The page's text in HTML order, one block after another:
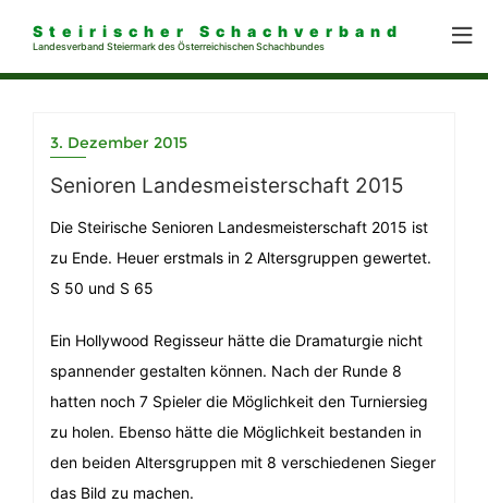
Steirischer Schachverband
Landesverband Steiermark des Österreichischen Schachbundes
3. Dezember 2015
Senioren Landesmeisterschaft 2015
Die Steirische Senioren Landesmeisterschaft 2015 ist
zu Ende. Heuer erstmals in 2 Altersgruppen gewertet.
S 50 und S 65
Ein Hollywood Regisseur hätte die Dramaturgie nicht
spannender gestalten können. Nach der Runde 8
hatten noch 7 Spieler die Möglichkeit den Turniersieg
zu holen. Ebenso hätte die Möglichkeit bestanden in
den beiden Altersgruppen mit 8 verschiedenen Sieger
das Bild zu machen.